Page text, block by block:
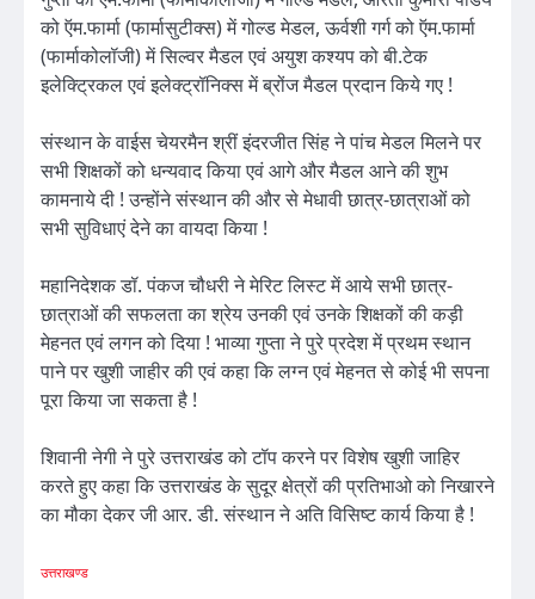
को ऍम.फार्मा (फार्मासुटीक्स) में गोल्ड मेडल, ऊर्वशी गर्ग को ऍम.फार्मा
(फार्माकोलॉजी) में सिल्वर मैडल एवं अयुश कश्यप को बी.टेक
इलेक्ट्रिकल एवं इलेक्ट्रॉनिक्स में ब्रोंज मैडल प्रदान किये गए !
संस्थान के वाईस चेयरमैन श्रीं इंदरजीत सिंह ने पांच मेडल मिलने पर
सभी शिक्षकों को धन्यवाद किया एवं आगे और मैडल आने की शुभ
कामनाये दी ! उन्होंने संस्थान की और से मेधावी छात्र-छात्राओं को
सभी सुविधाएं देने का वायदा किया !
महानिदेशक डॉ. पंकज चौधरी ने मेरिट लिस्ट में आये सभी छात्र-
छात्राओं की सफलता का श्रेय उनकी एवं उनके शिक्षकों की कड़ी
मेहनत एवं लगन को दिया ! भाव्या गुप्ता ने पुरे प्रदेश में प्रथम स्थान
पाने पर खुशी जाहीर की एवं कहा कि लग्न एवं मेहनत से कोई भी सपना
पूरा किया जा सकता है !
शिवानी नेगी ने पुरे उत्तराखंड को टॉप करने पर विशेष खुशी जाहिर
करते हुए कहा कि उत्तराखंड के सुदूर क्षेत्रों की प्रतिभाओ को निखारने
का मौका देकर जी आर. डी. संस्थान ने अति विसिष्ट कार्य किया है !
उत्तराखण्ड